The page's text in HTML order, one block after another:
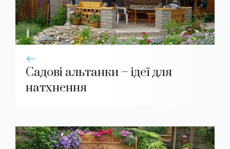
Садові альтанки – ідеї для
натхнення